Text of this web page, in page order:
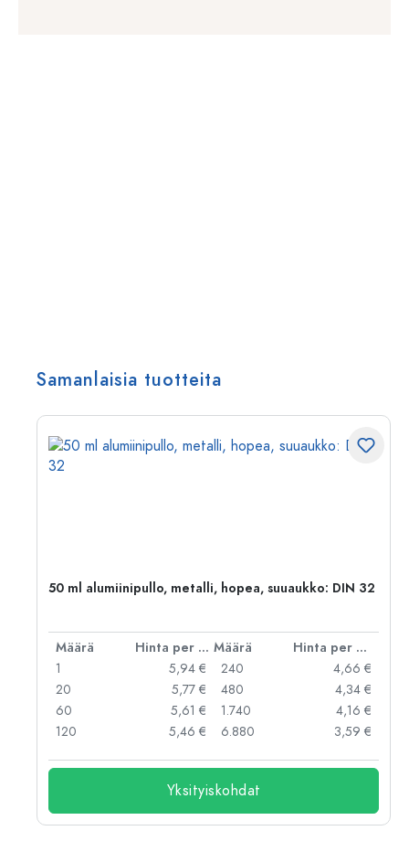
Samanlaisia tuotteita
50 ml alumiinipullo, metalli, hopea, suuaukko: DIN 32
Määrä Hinta per kpl Määrä
Hinta per kpl
1
5,94 €
20
5,77 €
60
5,61 €
120
5,46 €
240
4,66 €
480
4,34 €
1.740
4,16 €
6.880
3,59 €
Yksityiskohdat